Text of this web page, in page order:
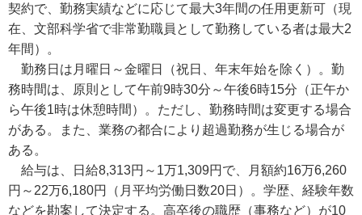
契約で、勤務実績などに応じて最大3年間の任用更新可（現
在、文部科学省で非常勤職員として勤務している者は最大2
年間）。
勤務日は月曜日～金曜日（祝日、年末年始を除く）。勤
務時間は、原則として午前9時30分～午後6時15分（正午か
ら午後1時は休憩時間）。ただし、勤務時間は変更する場合
がある。また、業務の都合により超過勤務が生じる場合が
ある。
給与は、日給8,313円～1万1,309円で、月額約16万6,260
円～22万6,180円（月平均労働日数20日）。学歴、経験年数
などを勘案して決定する。高卒後の職歴（事務など）が10